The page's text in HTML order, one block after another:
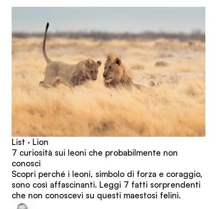
List · Lion
7 curiosità sui leoni che probabilmente non
conosci
Scopri perché i leoni, simbolo di forza e coraggio,
sono così affascinanti. Leggi 7 fatti sorprendenti
che non conoscevi su questi maestosi felini.